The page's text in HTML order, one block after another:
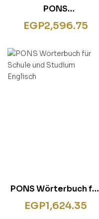
PONS
Kompaktwörterbuch
Slowenisch
EGP2,596.75
PONS Wörterbuch für
Schule und Studium
Englisch
EGP1,624.35